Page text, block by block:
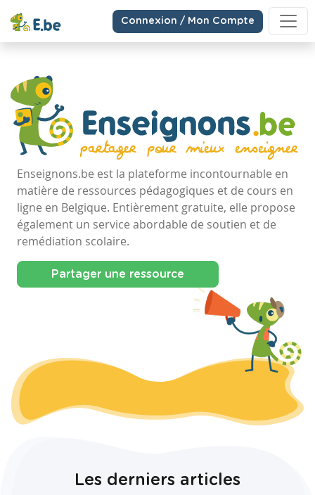
Connexion / Mon Compte
Enseignons.be est la plateforme incontournable en
matière de ressources pédagogiques et de cours en
ligne en Belgique. Entièrement gratuite, elle propose
également un service abordable de soutien et de
remédiation scolaire.
Partager une ressource
Les derniers articles